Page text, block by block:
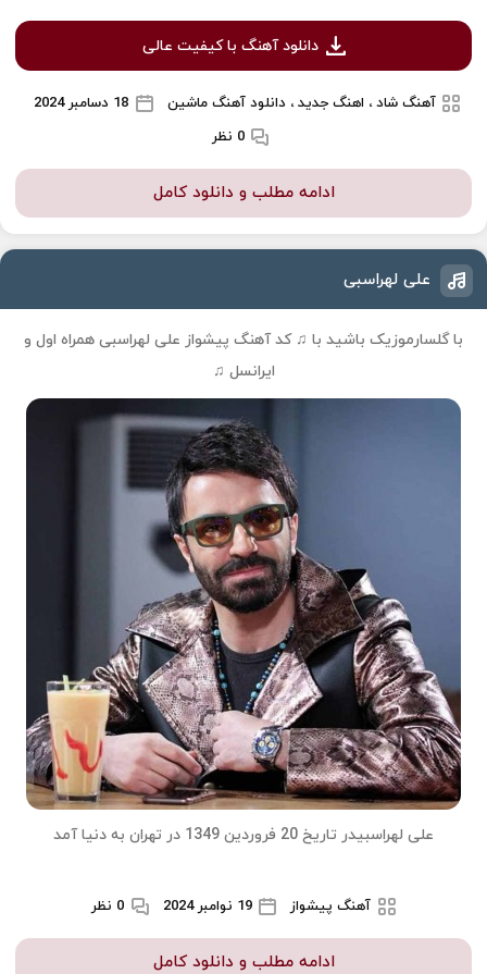
دانلود آهنگ با کیفیت عالی
آهنگ شاد ، اهنگ جدید ، دانلود آهنگ ماشین
18 دسامبر 2024
0 نظر
ادامه مطلب و دانلود کامل
علی لهراسبی
با گلسارموزیک باشید با ♫کد آهنگ پیشواز علی لهراسبی همراه اول و
ایرانسل ♫
علی لهراسبیدر تاریخ 20 فروردین 1349 در تهران به دنیا آمد
آهنگ پیشواز 19 نوامبر 2024 0 نظر
ادامه مطلب و دانلود کامل